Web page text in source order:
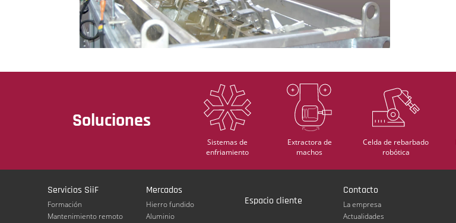
Soluciones
Sistemas de
enfriamiento
Extractora de
machos
Celda de rebarbado
robótica
Servicios SiiF
Formación
Mantenimiento remoto
Mercados
Hierro fundido
Aluminio
Espacio cliente
Contacto
La empresa
Actualidades